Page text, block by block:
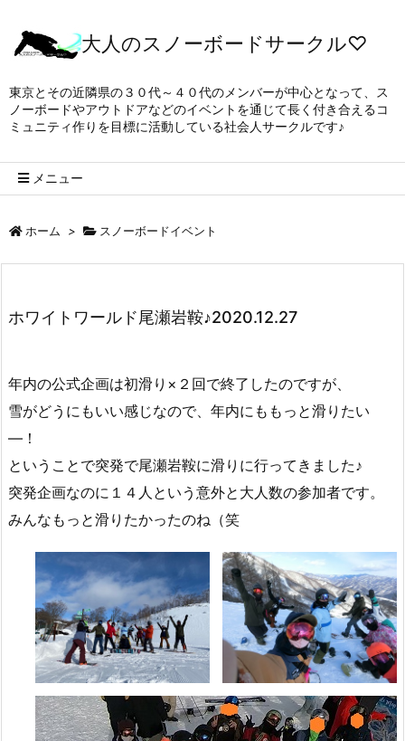
大人のスノーボードサークル♡
東京とその近隣県の３０代～４０代のメンバーが中心となって、ス
ノーボードやアウトドアなどのイベントを通じて長く付き合えるコ
ミュニティ作りを目標に活動している社会人サークルです♪
メニュー
ホーム > スノーボードイベント
ホワイトワールド尾瀬岩鞍♪2020.12.27
年内の公式企画は初滑り×２回で終了したのですが、
雪がどうにもいい感じなので、年内にももっと滑りたい
―！
ということで突発で尾瀬岩鞍に滑りに行ってきました♪
突発企画なのに１４人という意外と大人数の参加者です。
みんなもっと滑りたかったのね（笑